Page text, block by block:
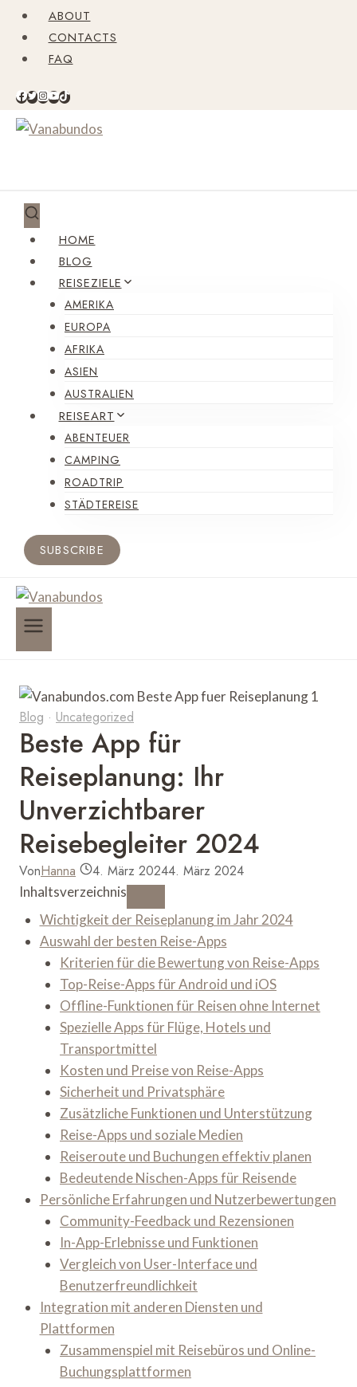
Zum
Inhalt
springen
ABOUT
CONTACTS
FAQ
HOME
BLOG
REISEZIELE
AMERIKA
EUROPA
AFRIKA
ASIEN
AUSTRALIEN
REISEART
ABENTEUER
CAMPING
ROADTRIP
STÄDTEREISE
SUBSCRIBE
Blog · Uncategorized
Beste App für
Reiseplanung: Ihr
Unverzichtbarer
Reisebegleiter 2024
VonHanna 4. März 20244. März 2024
Inhaltsverzeichnis
Wichtigkeit der Reiseplanung im Jahr 2024
Auswahl der besten Reise-Apps
Kriterien für die Bewertung von Reise-Apps
Top-Reise-Apps für Android und iOS
Offline-Funktionen für Reisen ohne Internet
Spezielle Apps für Flüge, Hotels und
Transportmittel
Kosten und Preise von Reise-Apps
Sicherheit und Privatsphäre
Zusätzliche Funktionen und Unterstützung
Reise-Apps und soziale Medien
Reiseroute und Buchungen effektiv planen
Bedeutende Nischen-Apps für Reisende
Persönliche Erfahrungen und Nutzerbewertungen
Community-Feedback und Rezensionen
In-App-Erlebnisse und Funktionen
Vergleich von User-Interface und
Benutzerfreundlichkeit
Integration mit anderen Diensten und
Plattformen
Zusammenspiel mit Reisebüros und Online-
Buchungsplattformen